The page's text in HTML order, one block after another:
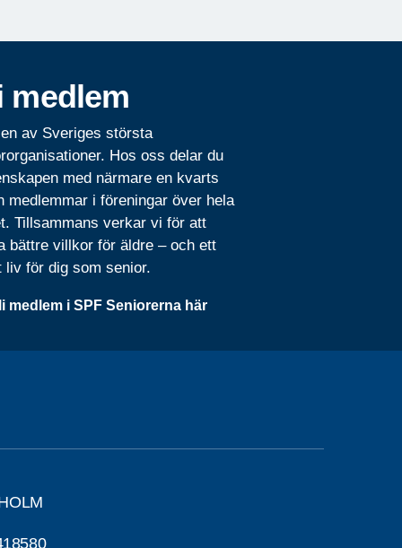
medlem
av Sveriges största
Hos oss delar du
med närmare en kvarts
medlemmar i föreningar över hela
Tillsammans verkar vi för att
bättre villkor för äldre – och ett
liv för dig som senior.
medlem i SPF Seniorerna här